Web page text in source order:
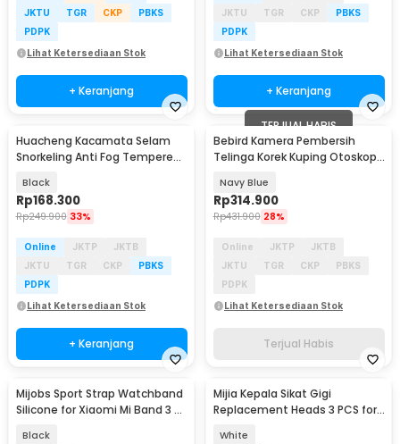
JKTU
TGR CKP
PBKS
PDPK
Lihat Ketersediaan Stok
+ Keranjang
JKTU
TGR CKP
PBKS
PDPK
Lihat Ketersediaan Stok
+ Keranjang
Huacheng Kacamata Selam
Snorkeling Anti Fog Tempered
Black
Rp168.300
Rp249.900 33%
Online JKTP
JKTB
JKTU
TGR CKP
PBKS
PDPK
Lihat Ketersediaan Stok
+ Keranjang
TERJUAL HABIS
Bebird Kamera Pembersih
Telinga Korek Kuping Otoskop
Max
Navy Blue
Rp314.900
Rp431.900 28%
Online JKTP
JKTB
JKTU
TGR CKP
PBKS
PDPK
Lihat Ketersediaan Stok
Terjual Habis
Mijobs Sport Strap Watchband
Silicone for Xiaomi Mi Band 3 -
Black
Mijia Kepala Sikat Gigi
Replacement Heads 3 PCS for
White